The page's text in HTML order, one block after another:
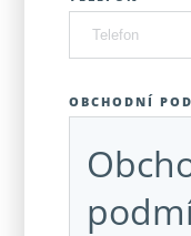
OBCHODNÍ